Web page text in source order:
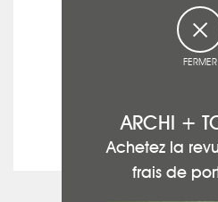
FERMER
ARCHI +
Achetez la
frais de